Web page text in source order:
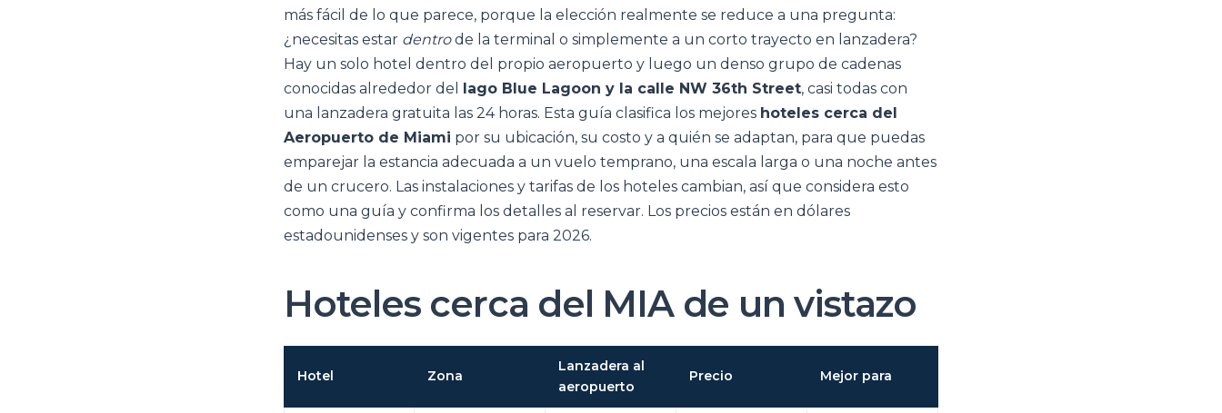
más fácil de lo que parece, porque la elección realmente se reduce a una pregunta:
¿necesitas estar dentrode la terminal o simplemente a un corto trayecto en lanzadera?
Hay un solo hotel dentro del propio aeropuerto y luego un denso grupo de cadenas
conocidas alrededor del lago Blue Lagoon y la calle NW 36th Street, casi todas con
una lanzadera gratuita las 24 horas. Esta guía clasifica los mejores hoteles cerca del
Aeropuerto de Miami por su ubicación, su costo y a quién se adaptan, para que puedas
emparejar la estancia adecuada a un vuelo temprano, una escala larga o una noche antes
de un crucero. Las instalaciones y tarifas de los hoteles cambian, así que considera esto
como una guía y confirma los detalles al reservar. Los precios están en dólares
estadounidenses y son vigentes para 2026.
Hoteles cerca del MIA de un vistazo
Hotel Zona
Lanzadera al
aeropuerto
Precio Mejor para